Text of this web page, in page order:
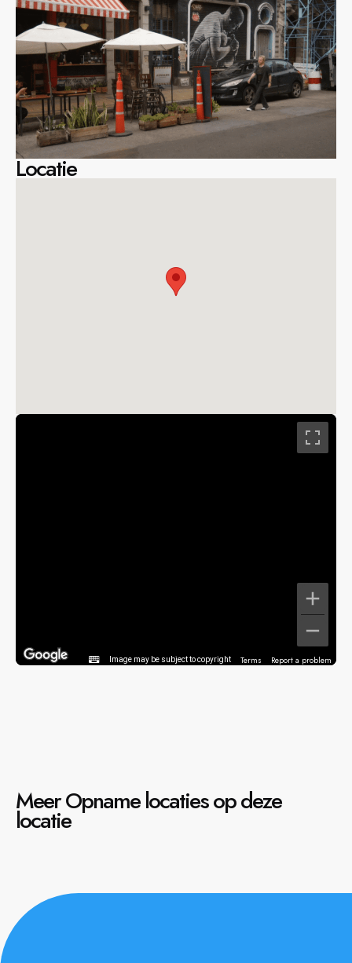
Locatie
Image may be subject to copyright Terms Report a problem
Meer Opname locaties op deze
locatie